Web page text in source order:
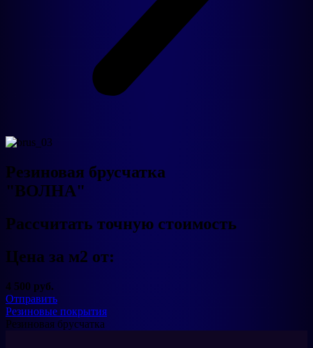
Резиновая брусчатка
"ВОЛНА"
Рассчитать точную стоимость
Цена за м2 от:
4 500 руб.
Отправить
Резиновые покрытия
Резиновая брусчатка